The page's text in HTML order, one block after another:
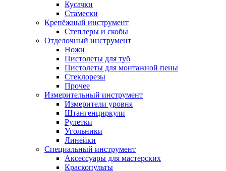
Кусачки
Стамески
Крепёжный инструмент
Степлеры и скобы
Отделочный инструмент
Ножи
Пистолеты для туб
Пистолеты для монтажной пены
Стеклорезы
Прочее
Измерительный инструмент
Измерители уровня
Штангенциркули
Рулетки
Угольники
Линейки
Специальный инструмент
Аксессуары для мастерских
Краскопульты